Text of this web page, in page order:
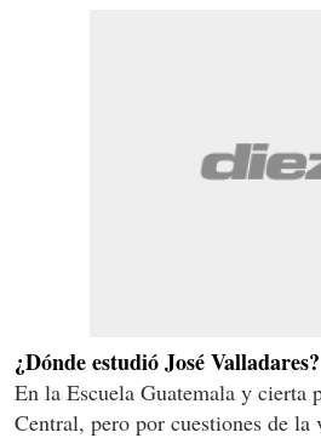
¿Dónde estudió José Valladares?
En la Escuela Guatemala y cierta
Central, pero por cuestiones de